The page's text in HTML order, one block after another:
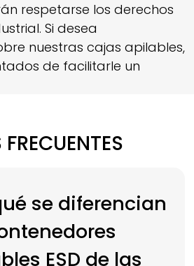
respetarse los derechos
Si desea
nuestras cajas apilables,
de facilitarle un
se diferencian
ESD de las